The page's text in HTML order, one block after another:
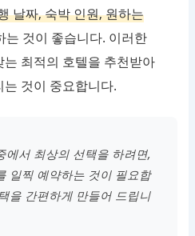
날짜, 숙박 인원, 원하는
는 것이 좋습니다. 이러한
최적의 호텔을 추천받아
것이 중요합니다.
에서 최상의 선택을 하려면,
일찍 예약하는 것이 필요합
을 간편하게 만들어 드립니